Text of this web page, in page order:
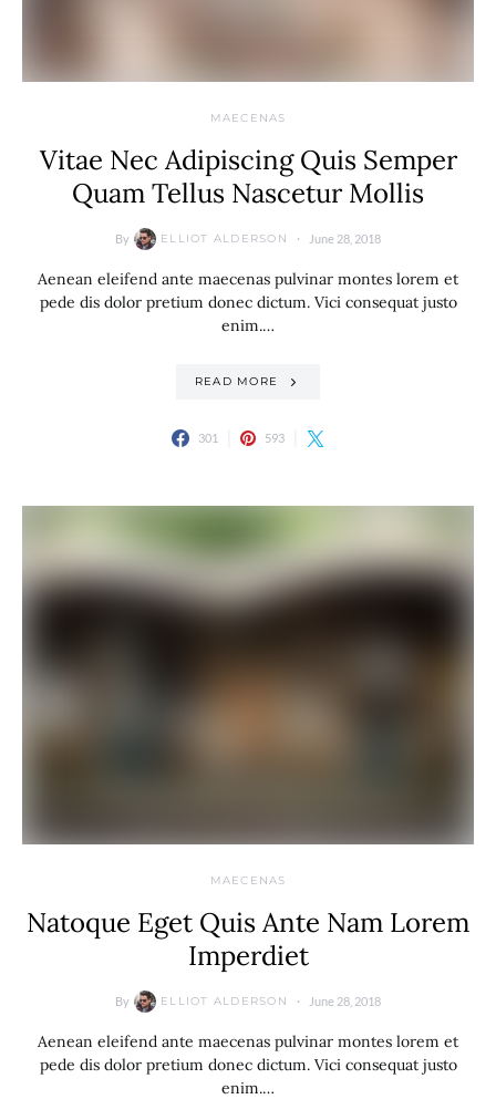
MAECENAS
Vitae Nec Adipiscing Quis Semper
Quam Tellus Nascetur Mollis
By ELLIOT ALDERSON June 28, 2018
Aenean eleifend ante maecenas pulvinar montes lorem et
pede dis dolor pretium donec dictum. Vici consequat justo
enim.…
READ MORE
301 593
MAECENAS
Natoque Eget Quis Ante Nam Lorem
Imperdiet
By ELLIOT ALDERSON June 28, 2018
Aenean eleifend ante maecenas pulvinar montes lorem et
pede dis dolor pretium donec dictum. Vici consequat justo
enim.…